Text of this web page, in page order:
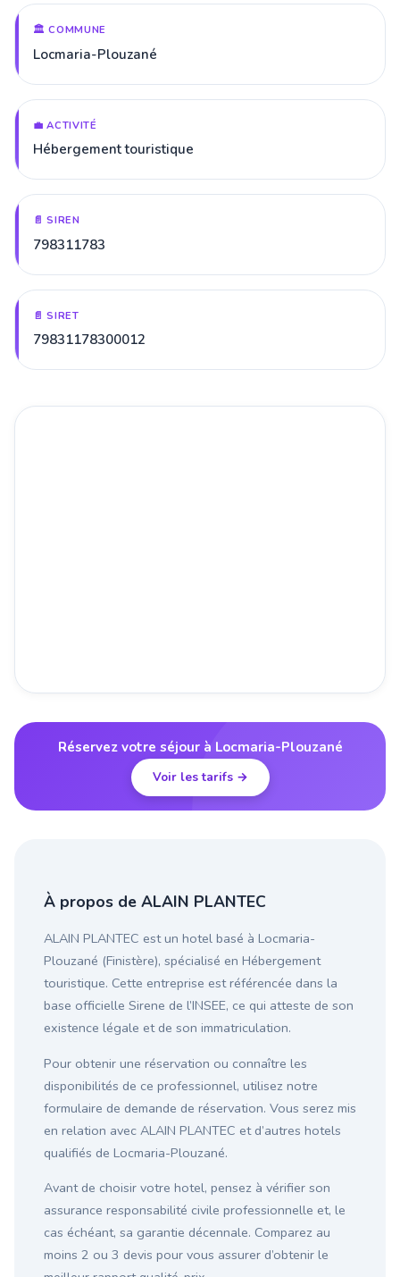
🏛️ COMMUNE
Locmaria-Plouzané
💼 ACTIVITÉ
Hébergement touristique
📄 SIREN
798311783
📄 SIRET
79831178300012
Réservez votre séjour à Locmaria-Plouzané
Voir les tarifs →
À propos de ALAIN PLANTEC
ALAIN PLANTEC est un hotel basé à Locmaria-
Plouzané (Finistère), spécialisé en Hébergement
touristique. Cette entreprise est référencée dans la
base officielle Sirene de l’INSEE, ce qui atteste de son
existence légale et de son immatriculation.
Pour obtenir une réservation ou connaître les
disponibilités de ce professionnel, utilisez notre
formulaire de demande de réservation. Vous serez mis
en relation avec ALAIN PLANTEC et d’autres hotels
qualifiés de Locmaria-Plouzané.
Avant de choisir votre hotel, pensez à vérifier son
assurance responsabilité civile professionnelle et, le
cas échéant, sa garantie décennale. Comparez au
moins 2 ou 3 devis pour vous assurer d’obtenir le